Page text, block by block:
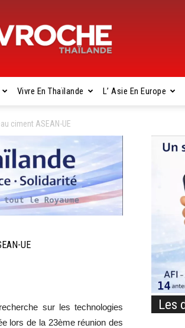
Gavroche
Thaïlande
Vivre En Thaïlande L’ Asie En Europe
ciment ASEAN-UE
UE
sur les technologies
lors de la 23ème réunion des
Les